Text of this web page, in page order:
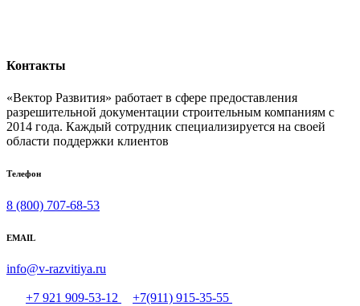
Контакты
«Вектор Развития» работает в сфере предоставления
разрешительной документации строительным компаниям с
2014 года. Каждый сотрудник специализируется на своей
области поддержки клиентов
Телефон
8 (800) 707-68-53
EMAIL
info@v-razvitiya.ru
+7 921 909-53-12
+7(911) 915-35-55